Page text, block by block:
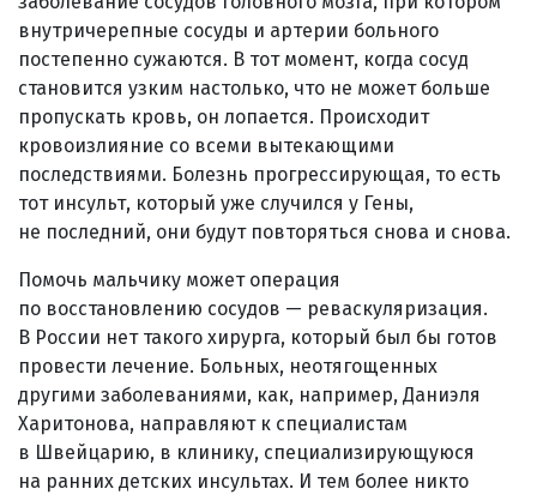
внутричерепные сосуды и артерии больного
постепенно сужаются. В тот момент, когда сосуд
становится узким настолько, что не может больше
пропускать кровь, он лопается. Происходит
кровоизлияние со всеми вытекающими
последствиями. Болезнь прогрессирующая, то есть
тот инсульт, который уже случился у Гены,
не последний, они будут повторяться снова и снова.
Помочь мальчику может операция
по восстановлению сосудов — реваскуляризация.
В России нет такого хирурга, который был бы готов
провести лечение. Больных, неотягощенных
другими заболеваниями, как, например, Даниэля
Харитонова, направляют к специалистам
в Швейцарию, в клинику, специализирующуюся
на ранних детских инсультах. И тем более никто